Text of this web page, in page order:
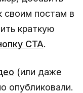
своим постам в
краткую
CTA.
(или даже
опубликовали.